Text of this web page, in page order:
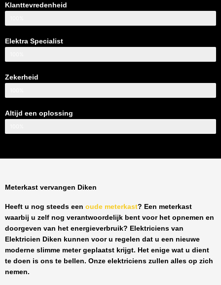
Klanttevredenheid
Elektra Specialist
Zekerheid
Altijd een oplossing
Meterkast vervangen Diken
Heeft u nog steeds een oude meterkast? Een meterkast
waarbij u zelf nog verantwoordelijk bent voor het opnemen en
doorgeven van het energieverbruik? Elektriciens van
Elektricien Diken kunnen voor u regelen dat u een nieuwe
moderne slimme meter geplaatst krijgt. Het enige wat u dient
te doen is ons te bellen. Onze elektriciens zullen alles op zich
nemen.